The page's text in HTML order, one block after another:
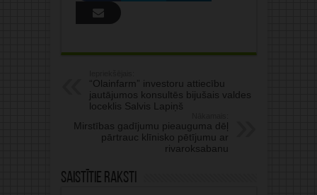
“Olainfarm” investoru attiecību
jautājumos konsultēs bijušais valdes
loceklis Salvis Lapiņš
Mirstības gadījumu pieauguma dēļ
pārtrauc klīnisko pētījumu ar
rivaroksabanu
Saistītie raksti